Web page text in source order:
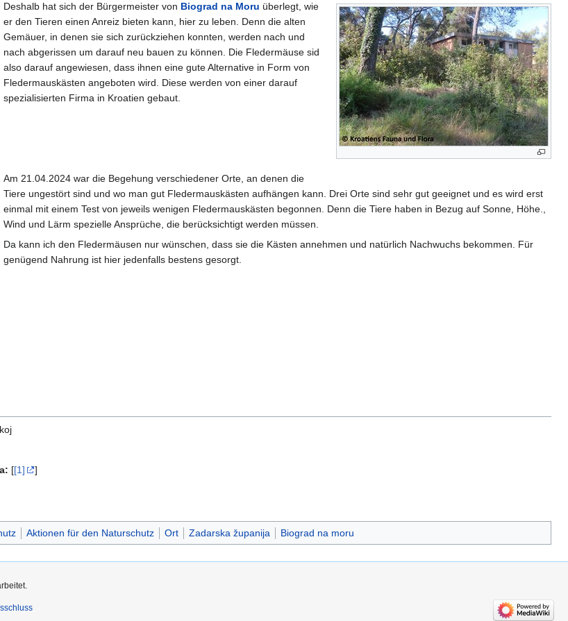
Deshalb hat sich der Bürgermeister von Biograd na Moru überlegt, wie
er den Tieren einen Anreiz bieten kann, hier zu leben. Denn die alten
Gemäuer, in denen sie sich zurückziehen konnten, werden nach und
nach abgerissen um darauf neu bauen zu können. Die Fledermäuse sid
also darauf angewiesen, dass ihnen eine gute Alternative in Form von
Fledermauskästen angeboten wird. Diese werden von einer darauf
spezialisierten Firma in Kroatien gebaut.
Am 21.04.2024 war die Begehung verschiedener Orte, an denen die
Tiere ungestört sind und wo man gut Fledermauskästen aufhängen kann. Drei Orte sind sehr gut geeignet und es wird erst
einmal mit einem Test von jeweils wenigen Fledermauskästen begonnen. Denn die Tiere haben in Bezug auf Sonne, Höhe.,
Wind und Lärm spezielle Ansprüche, die berücksichtigt werden müssen.
Da kann ich den Fledermäusen nur wünschen, dass sie die Kästen annehmen und natürlich Nachwuchs bekommen. Für
genügend Nahrung ist hier jedenfalls bestens gesorgt.
[[1]
]
Aktionen für den Naturschutz Ort Zadarska županija Biograd na moru